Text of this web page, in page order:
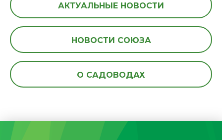
АКТУАЛЬНЫЕ НОВОСТИ
НОВОСТИ СОЮЗА
О САДОВОДАХ